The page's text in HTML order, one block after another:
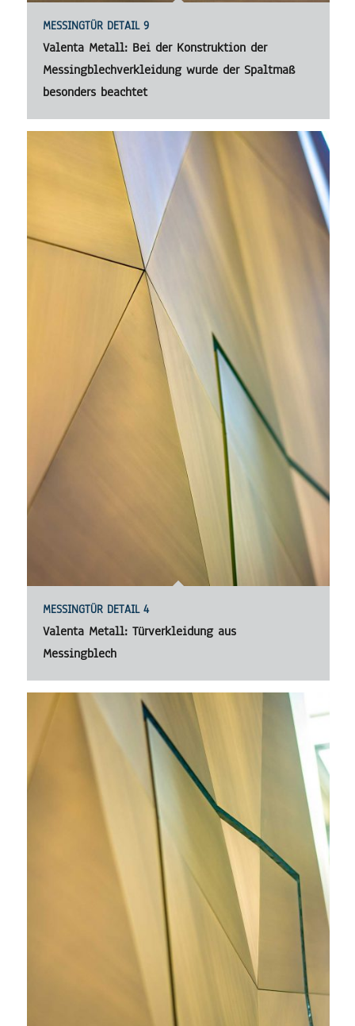
MESSINGTÜR DETAIL 9
Valenta Metall: Bei der Konstruktion der
Messingblechverkleidung wurde der Spaltmaß
besonders beachtet
MESSINGTÜR DETAIL 4
Valenta Metall: Türverkleidung aus
Messingblech